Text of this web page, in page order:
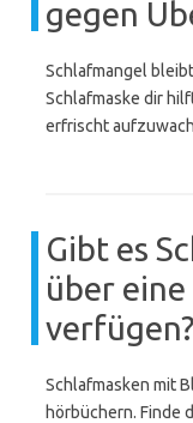
gegen
Schlafmangel
Schlafmaske dir
erfrischt
Gibt es
über
verfügen?
Schlafmasken mit
hörbüchern. Finde